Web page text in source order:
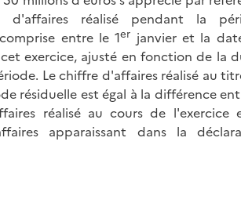
d'affaires réalisé pendant la
entre le 1er janvier et la
exercice, ajusté en fonction de la
Le chiffre d'affaires réalisé au
résiduelle est égal à la différence
réalisé au cours de l'exercice
apparaissant dans la